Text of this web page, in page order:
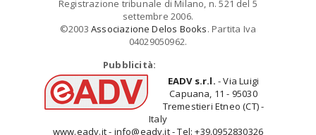
Registrazione tribunale di Milano, n. 521 del 5
settembre 2006.
©2003 Associazione Delos Books. Partita Iva
04029050962.
Pubblicità:
EADV s.r.l. - Via Luigi
Capuana, 11 - 95030
Tremestieri Etneo (CT) -
Italy
www.eadv.it - info@eadv.it - Tel: +39.0952830326